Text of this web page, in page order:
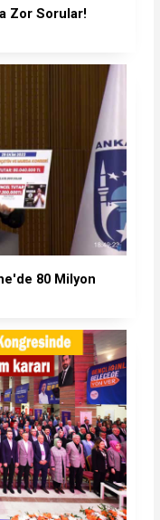
Zor Sorular!
80 Milyon